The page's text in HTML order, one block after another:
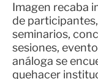
Imagen recaba
de
seminarios,
sesiones,
análoga se
quehacer